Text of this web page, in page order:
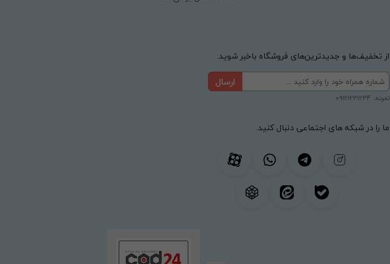
از تخفیف‌ها و جدیدترین‌های فروشگاه باخبر شوید:
ارسال
نمونه: 09121231234
ما را در شبکه های اجتماعی دنبال کنید.